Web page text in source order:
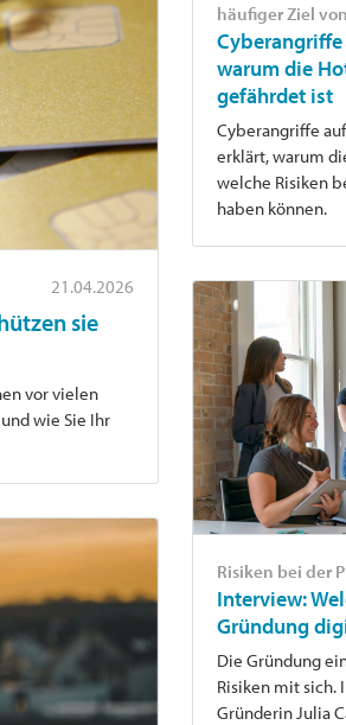
21.04.2026
sie
vor vielen
wie Sie Ihr
häufiger Ziel
Cyberangriffe
warum die
gefährdet ist
Cyberangriffe
erklärt, warum
welche Risiken
haben können.
Risiken bei der
Interview:
Gründung
Die Gründung
Risiken mit sich.
Gründerin Julia